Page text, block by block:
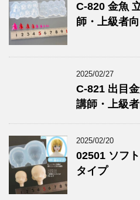
C-820 金魚
師・上級者
2025/02/27
C-821 出目
講師・上級
2025/02/20
02501 ソフ
タイプ